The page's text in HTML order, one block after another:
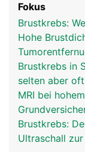
Fokus
Brustkrebs:
Hohe
Brustkrebs in
selten aber
MRI bei
Brustkrebs:
Ultraschall